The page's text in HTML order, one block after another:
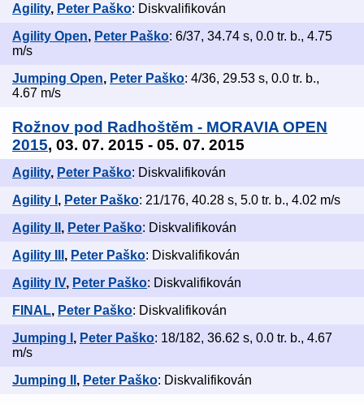
Agility, Peter Paško: Diskvalifikován
Agility Open, Peter Paško: 6/37, 34.74 s, 0.0 tr. b., 4.75
m/s
Jumping Open, Peter Paško: 4/36, 29.53 s, 0.0 tr. b.,
4.67 m/s
Rožnov pod Radhoštěm - MORAVIA OPEN
2015, 03. 07. 2015 - 05. 07. 2015
Agility, Peter Paško: Diskvalifikován
Agility I , Peter Paško: 21/176, 40.28 s, 5.0 tr. b., 4.02 m/s
Agility II , Peter Paško: Diskvalifikován
Agility III , Peter Paško: Diskvalifikován
Agility IV, Peter Paško: Diskvalifikován
FINAL, Peter Paško: Diskvalifikován
Jumping I , Peter Paško: 18/182, 36.62 s, 0.0 tr. b., 4.67
m/s
Jumping II , Peter Paško: Diskvalifikován